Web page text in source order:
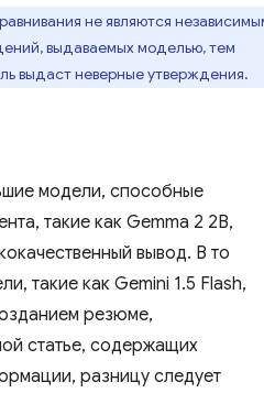
не являются
выдаваемых моделью, тем
выдаст неверные утверждения.
модели, способные
такие как Gemma 2 2B,
вывод. В то
такие как Gemini 1.5 Flash,
резюме,
статье, содержащих
разницу следует